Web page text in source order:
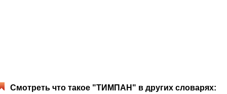
Смотреть что такое "ТИМПАН" в других словарях: